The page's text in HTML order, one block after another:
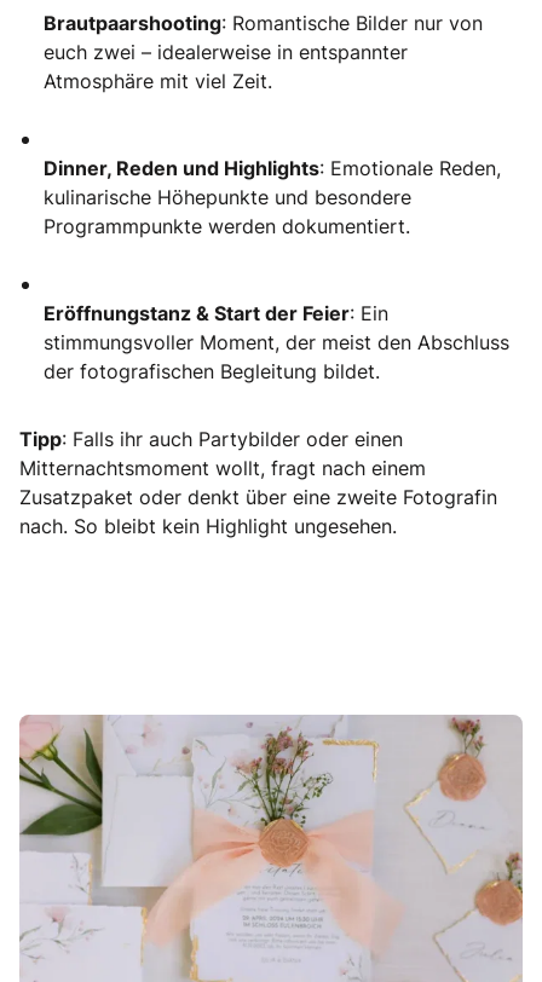
Brautpaarshooting: Romantische Bilder nur von
euch zwei – idealerweise in entspannter
Atmosphäre mit viel Zeit.
Dinner, Reden und Highlights: Emotionale Reden,
kulinarische Höhepunkte und besondere
Programmpunkte werden dokumentiert.
Eröffnungstanz & Start der Feier: Ein
stimmungsvoller Moment, der meist den Abschluss
der fotografischen Begleitung bildet.
Tipp: Falls ihr auch Partybilder oder einen
Mitternachtsmoment wollt, fragt nach einem
Zusatzpaket oder denkt über eine zweite Fotografin
nach. So bleibt kein Highlight ungesehen.